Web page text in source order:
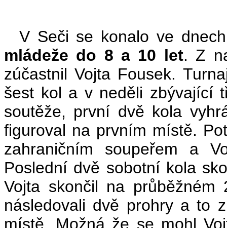
V Seči se konalo ve
mládeže do 8 a 10 let. Z
zúčastnil Vojta Fousek.
šest kol a v neděli zbývající
soutěže, první dvě kola
figuroval na prvním místě.
zahraničním soupeřem a
Poslední dvě sobotní kola
Vojta skončil na
následovali dvě prohry a to
místě. Možná že se mohl